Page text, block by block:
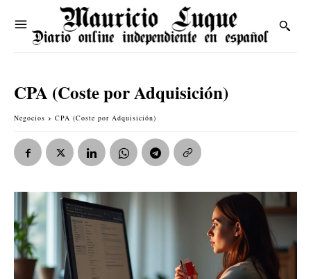
CPA (Coste por Adquisición)
Negocios CPA (Coste por Adquisición)